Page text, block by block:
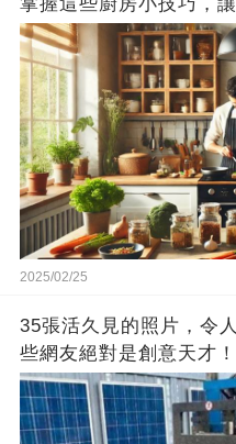
掌握這些廚房小技巧，
2025/02/25
35張活久見的照片，令
些網友絕對是創意天才！